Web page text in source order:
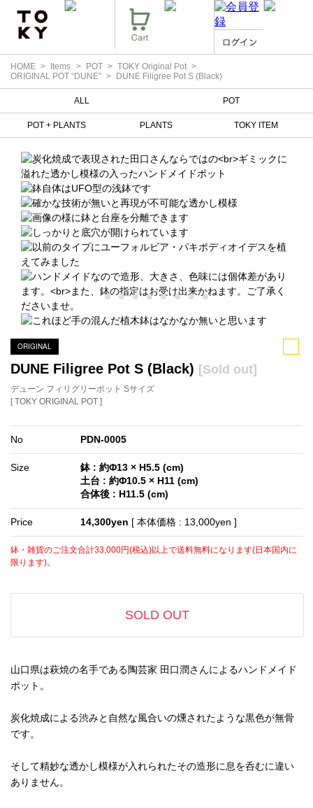
HOME Items POT
TOKY Original Pot
ORIGINAL POT “DUNE”
DUNE Filigree Pot S (Black)
ALL POT
POT + PLANTS PLANTS TOKY ITEM
ORIGINAL
DUNE Filigree Pot S (Black) [Sold out]
デューン フィリグリーポット Sサイズ
[ TOKY ORIGINAL POT ]
No PDN-0005
Size
鉢 : 約Φ13 × H5.5 (cm)
土台 : 約Φ10.5 × H11 (cm)
合体後 : H11.5 (cm)
Price 14,300yen [ 本体価格 : 13,000yen ]
鉢・雑貨のご注文合計33,000円(税込)以上で送料無料になります(日本国内に
限ります)。
SOLD OUT
山口県は萩焼の名手である陶芸家 田口潤さんによるハンドメイド
ポット。
炭化焼成による渋みと自然な風合いの燻されたような黒色が無骨
です。
そして精妙な透かし模様が入れられたその造形に息を呑むに違い
ありません。